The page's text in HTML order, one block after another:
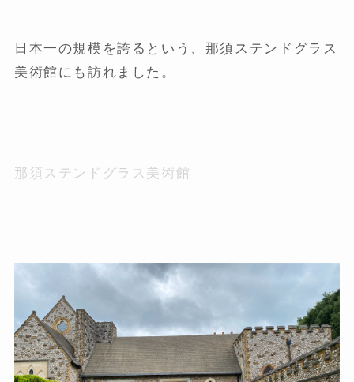
日本一の規模を誇るという、那須ステンドグラス
美術館にも訪れました。
那須ステンドグラス美術館